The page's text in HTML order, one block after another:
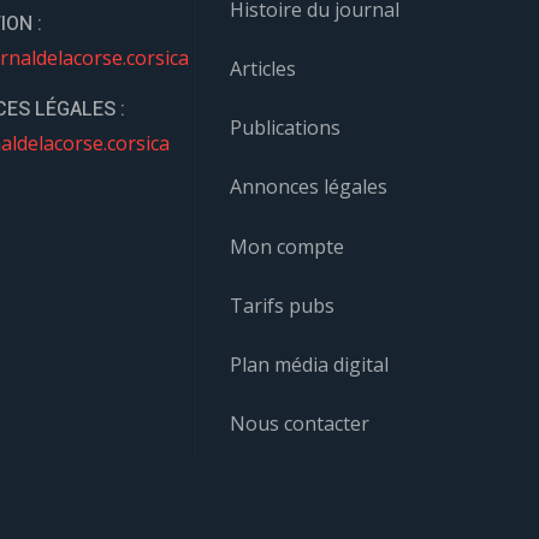
:
LÉGALES :
Histoire du journal
Articles
Publications
Annonces légales
Mon compte
Tarifs pubs
Plan média digital
Nous contacter